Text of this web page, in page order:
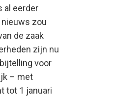
al eerder
nieuws zou
de zaak
zijn nu
voor
– met
tot 1 januari